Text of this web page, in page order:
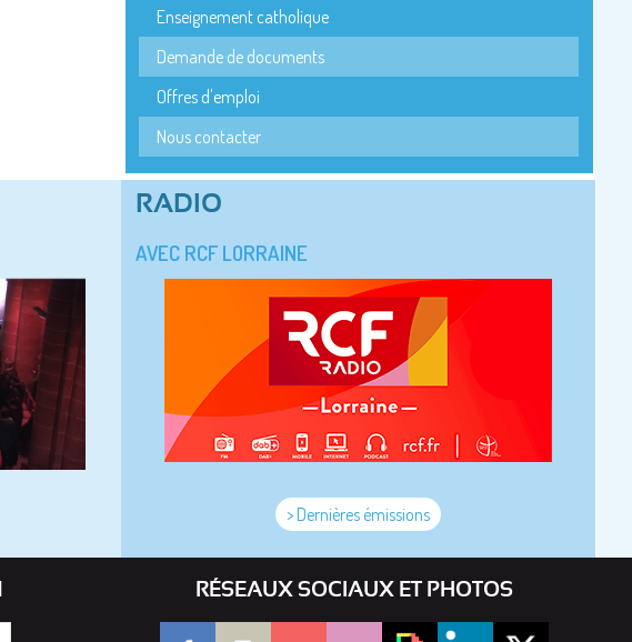
Enseignement catholique
Demande de documents
Offres d'emploi
Nous contacter
RADIO
AVEC RCF LORRAINE
> Dernières émissions
RÉSEAUX SOCIAUX ET PHOTOS